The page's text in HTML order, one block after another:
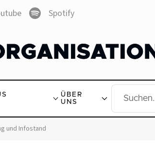
Spotify
ÜBER
UNS
und Infostand